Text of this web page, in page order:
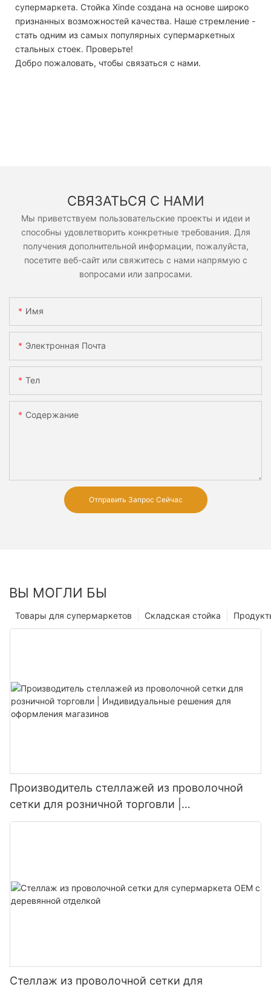
супермаркета. Стойка Xinde создана на основе широко
признанных возможностей качества. Наше стремление -
стать одним из самых популярных супермаркетных
стальных стоек. Проверьте!
Добро пожаловать, чтобы связаться с нами.
СВЯЗАТЬСЯ С НАМИ
Мы приветствуем пользовательские проекты и идеи и
способны удовлетворить конкретные требования. Для
получения дополнительной информации, пожалуйста,
посетите веб-сайт или свяжитесь с нами напрямую с
вопросами или запросами.
Имя
Электронная Почта
Тел
Содержание
Отправить Запрос Сейчас
ВЫ МОГЛИ БЫ
Складская стойка
Товары для супермаркетов
Производитель стеллажей из проволочной
сетки для розничной торговли |
Индивидуальные решения для оформления
Стеллаж из проволочной сетки для